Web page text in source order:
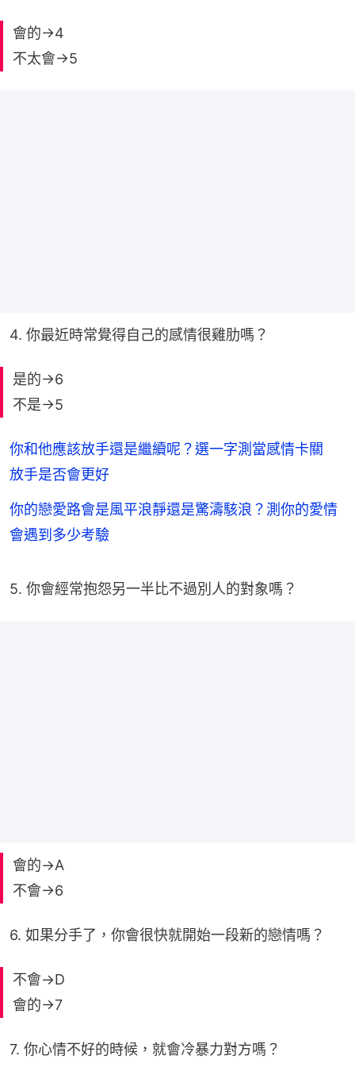
會的→4
不太會→5
4. 你最近時常覺得自己的感情很雞肋嗎？
是的→6
不是→5
你和他應該放手還是繼續呢？選一字測當感情卡關
放手是否會更好
你的戀愛路會是風平浪靜還是驚濤駭浪？測你的愛情
會遇到多少考驗
5. 你會經常抱怨另一半比不過別人的對象嗎？
會的→A
不會→6
6. 如果分手了，你會很快就開始一段新的戀情嗎？
不會→D
會的→7
7. 你心情不好的時候，就會冷暴力對方嗎？